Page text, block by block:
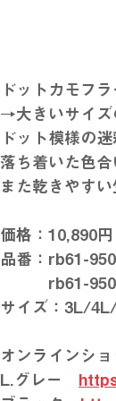
ドットカモフ
→大きいサイズ
ドット模様の
落ち着いた色
また乾きやす
価格：10,890円
品番：rb61-
rb61-
サイズ：3L/4L/
オンラインシ
L.グレー